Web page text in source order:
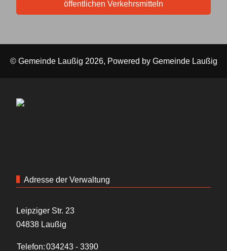
öffentlichen Verkehrsmitteln
© Gemeinde Laußig 2026, Powered by Gemeinde Laußig
Adresse der Verwaltung
Leipziger Str. 23
04838 Laußig
Telefon:034243 - 3390